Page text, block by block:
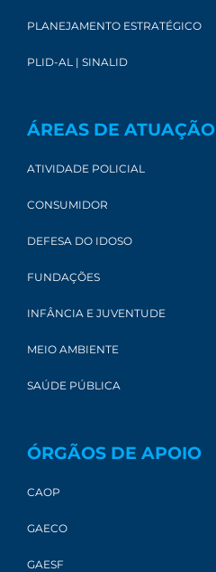
PLANEJAMENTO ESTRATÉGICO
PLID-AL | SINALID
ÁREAS DE ATUAÇÃO
ATIVIDADE POLICIAL
CONSUMIDOR
DEFESA DO IDOSO
FUNDAÇÕES
INFÂNCIA E JUVENTUDE
MEIO AMBIENTE
SAÚDE PÚBLICA
ÓRGÃOS DE APOIO
CAOP
GAECO
GAESF